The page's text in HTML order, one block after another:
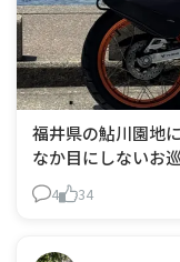
福井県の鮎川園地
なか目にしないお
た 潮風にさらされ
に感動しました
4 34